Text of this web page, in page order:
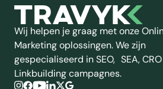
Wij helpen je graag met onze
Marketing oplossingen. We zijn
gespecialiseerd in SEO, SEA,
Linkbuilding campagnes.